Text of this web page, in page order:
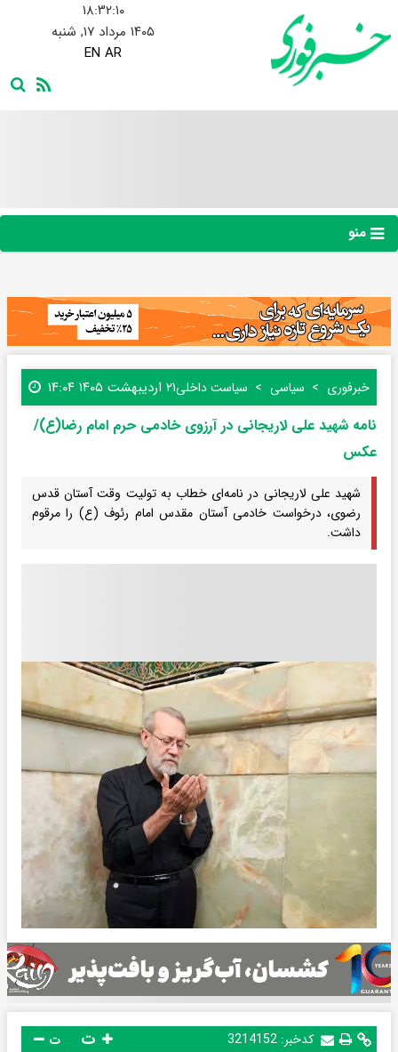
۱۸:۳۲:۱۱
۱۴۰۵ مرداد ۱۷, شنبه
EN AR
منو
خبرفوری سیاسی سیاست داخلی۲۱ اردیبهشت ۱۴۰۵ ۱۴:۰۴
نامه شهید علی لاریجانی در آرزوی خادمی حرم امام رضا(ع)/
عکس
شهید علی لاریجانی در نامه‌ای خطاب به تولیت وقت آستان قدس
رضوی‌، درخواست خادمی آستان مقدس امام رئوف (ع) را مرقوم
داشت.
کدخبر: 3214152 ت